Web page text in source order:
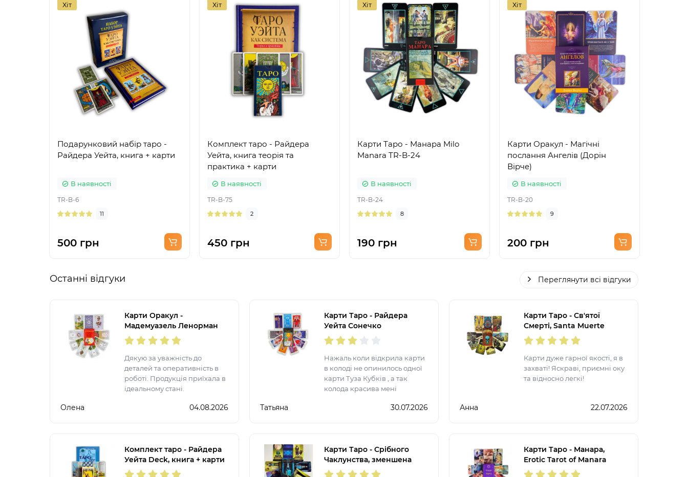
Хіт
Подарунковий набір таро -
Райдера Уейта, книга + карти
В наявності
TR-B-6
11
500 грн
Хіт
Комплект таро - Райдера
Уейта, книга теорія та
практика + карти
В наявності
TR-B-75
2
450 грн
Хіт
Карти Таро - Манара Milo
Manara TR-B-24
В наявності
TR-B-24
8
190 грн
Хіт
Карти Оракул - Магічні
послання Ангелів (Дорін
Вірче)
В наявності
TR-B-20
9
200 грн
Останні відгуки Переглянути всі відгуки
Карти Оракул -
Мадемуазель Ленорман
Дякую за уважність до
деталей та оперативність в
роботі. Продукція приїхала в
ідеальному стані.
Олена 04.08.2026
Карти Таро - Райдера
Уейта Сонечко
(Українська версія)
Нажаль коли відкрила карти
в колоді не опинилось одної
карти Туза Кубків , а так
колода красива мені
Татьяна 30.07.2026
Карти Таро - Св'ятої
Смерті, Santa Muerte
Карти дуже гарної якості, я в
захваті! Яскраві, приємні оку
та відносно легкі!
Анна 22.07.2026
Комплект таро - Райдера
Уейта Deck, книга + карти
Карти Таро - Срібного
Чаклунства, зменшена
(Silver Witchcraft Tarot)
Карти Таро - Манара,
Erotic Tarot of Manara
(Українська версія)